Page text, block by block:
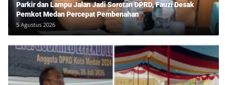
Parkir dan Lampu Jalan Jadi Sorotan DPRD, Fauzi Desak
Pemkot Medan Percepat Pembenahan
5 Agustus 2026